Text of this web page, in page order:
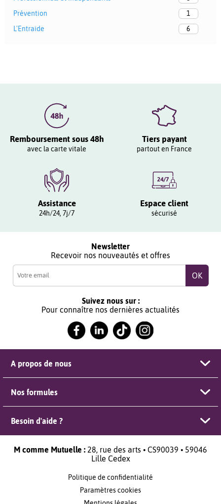
Prévention
1
L'Entraide
6
Remboursement sous 48h
avec la carte vitale
Tiers payant
partout en France
Assistance
24h/24, 7j/7
Espace client
sécurisé
Newsletter
Recevoir nos nouveautés et offres
Suivez nous sur :
Pour connaître nos dernières actualités
A propos de nous
Nos formules
Besoin d'aide ?
M comme Mutuelle : 28, rue des arts • CS90039 • 59046
Lille Cedex
Politique de confidentialité
Paramètres cookies